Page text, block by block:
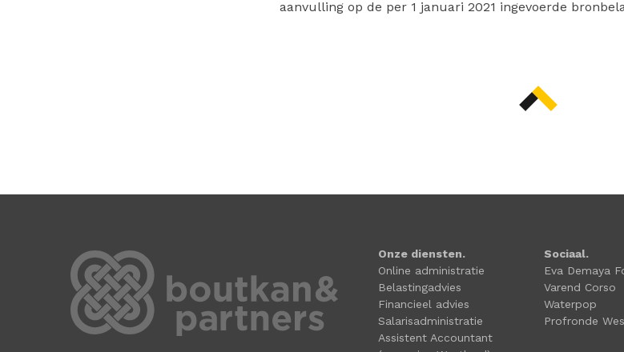
aanvulling op de per 1 januari 2021 ingevoerde
Onze diensten.
Online administratie
Belastingadvies
Financieel advies
Salarisadministratie
Assistent Accountant
Sociaal.
Eva Demaya
Varend Corso
Waterpop
Profronde